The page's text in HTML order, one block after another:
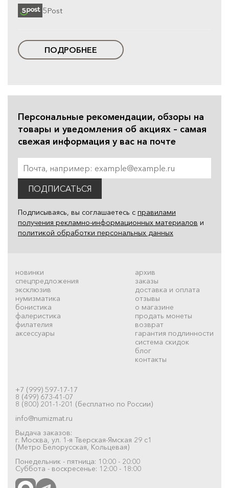
5Post
ПОДРОБНЕЕ
Персональные рекомендации, обзоры на
товары и уведомления об акциях – самая
свежая информация у вас на почте
ПОДПИСАТЬСЯ
Подписываясь, вы соглашаетесь с правилами
получения рекламно-информационных материалов и
политикой обработки персональных данных
новинки
спецпредложения
эксклюзив
нумизматика
бонистика
фалеристика
филателия
аксессуары
архив
заказы
доставка и оплата
отзывы
о магазине
продать монеты
возврат
гарантия подлинности
система скидок
блог
контакты
+7 (999) 597-17-17
8 (499) 673-41-07
8 (800) 201-1-201 (бесплатно по России)
info@numizmat.ru
Выдача заказов:
г. Москва, ул. 1-я Тверская-Ямская 29 с1
(Метро Белорусская, Кольцевая)
Понедельник - пятница: 10:00 - 20:00
Суббота - воскресенье: 12:00 - 18:00